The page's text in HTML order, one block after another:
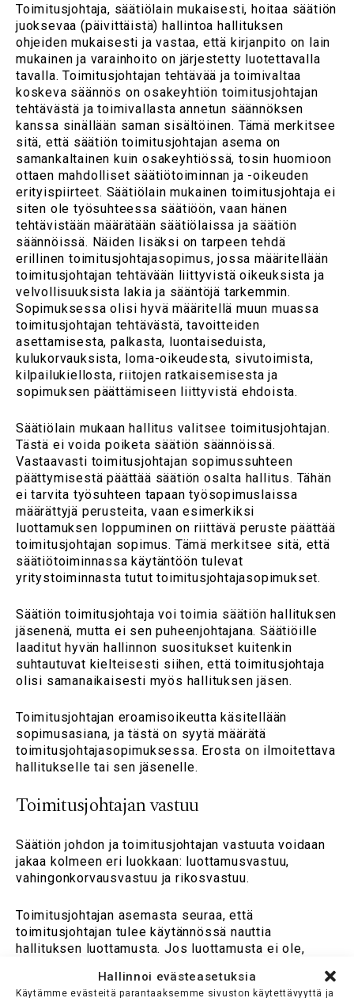
Hallinnoi evästeasetuksia
Käytämme evästeitä parantaaksemme sivuston käytettävyyttä ja
Toimitusjohtaja, säätiölain mukaisesti, hoitaa säätiön
juoksevaa (päivittäistä) hallintoa hallituksen
ohjeiden mukaisesti ja vastaa, että kirjanpito on lain
mukainen ja varainhoito on järjestetty luotettavalla
tavalla. Toimitusjohtajan tehtävää ja toimivaltaa
koskeva säännös on osakeyhtiön toimitusjohtajan
tehtävästä ja toimivallasta annetun säännöksen
kanssa sinällään saman sisältöinen. Tämä merkitsee
sitä, että säätiön toimitusjohtajan asema on
samankaltainen kuin osakeyhtiössä, tosin huomioon
ottaen mahdolliset säätiötoiminnan ja -oikeuden
erityispiirteet. Säätiölain mukainen toimitusjohtaja ei
siten ole työsuhteessa säätiöön, vaan hänen
tehtävistään määrätään säätiölaissa ja säätiön
säännöissä. Näiden lisäksi on tarpeen tehdä
erillinen toimitusjohtajasopimus, jossa määritellään
toimitusjohtajan tehtävään liittyvistä oikeuksista ja
velvollisuuksista lakia ja sääntöjä tarkemmin.
Sopimuksessa olisi hyvä määritellä muun muassa
toimitusjohtajan tehtävästä, tavoitteiden
asettamisesta, palkasta, luontaiseduista,
kulukorvauksista, loma-oikeudesta, sivutoimista,
kilpailukiellosta, riitojen ratkaisemisesta ja
sopimuksen päättämiseen liittyvistä ehdoista.
Säätiölain mukaan hallitus valitsee toimitusjohtajan.
Tästä ei voida poiketa säätiön säännöissä.
Vastaavasti toimitusjohtajan sopimussuhteen
päättymisestä päättää säätiön osalta hallitus. Tähän
ei tarvita työsuhteen tapaan työsopimuslaissa
määrättyjä perusteita, vaan esimerkiksi
luottamuksen loppuminen on riittävä peruste päättää
toimitusjohtajan sopimus. Tämä merkitsee sitä, että
säätiötoiminnassa käytäntöön tulevat
yritystoiminnasta tutut toimitusjohtajasopimukset.
Säätiön toimitusjohtaja voi toimia säätiön hallituksen
jäsenenä, mutta ei sen puheenjohtajana. Säätiöille
laaditut hyvän hallinnon suositukset kuitenkin
suhtautuvat kielteisesti siihen, että toimitusjohtaja
olisi samanaikaisesti myös hallituksen jäsen.
Toimitusjohtajan eroamisoikeutta käsitellään
sopimusasiana, ja tästä on syytä määrätä
toimitusjohtajasopimuksessa. Erosta on ilmoitettava
hallitukselle tai sen jäsenelle.
Toimitusjohtajan vastuu
Säätiön johdon ja toimitusjohtajan vastuuta voidaan
jakaa kolmeen eri luokkaan: luottamusvastuu,
vahingonkorvausvastuu ja rikosvastuu.
Toimitusjohtajan asemasta seuraa, että
toimitusjohtajan tulee käytännössä nauttia
hallituksen luottamusta. Jos luottamusta ei ole,
tehtävän johtajasopimuksen mukaisesti.